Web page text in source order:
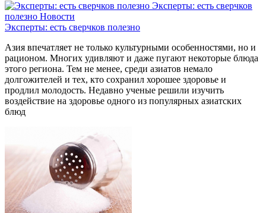
Эксперты: есть сверчков
полезно Новости
Эксперты: есть сверчков полезно
Азия впечатляет не только культурными особенностями, но и
рационом. Многих удивляют и даже пугают некоторые блюда
этого региона. Тем не менее, среди азиатов немало
долгожителей и тех, кто сохранил хорошее здоровье и
продлил молодость. Недавно ученые решили изучить
воздействие на здоровье одного из популярных азиатских
блюд